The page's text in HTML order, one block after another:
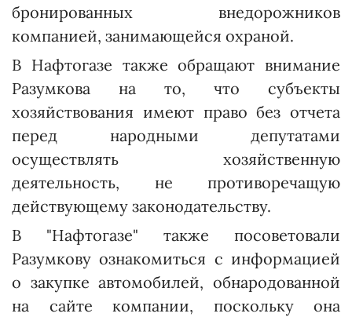
бронированных внедорожников
компанией, занимающейся охраной.
В Нафтогазе также обращают внимание
Разумкова на то, что субъекты
хозяйствования имеют право без отчета
перед народными депутатами
осуществлять хозяйственную
деятельность, не противоречащую
действующему законодательству.
В "Нафтогазе" также посоветовали
Разумкову ознакомиться с информацией
о закупке автомобилей, обнародованной
на сайте компании, поскольку она